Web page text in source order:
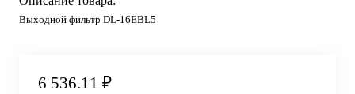
Выходной фильтр DL-16EBL5
6 536.11 ₽